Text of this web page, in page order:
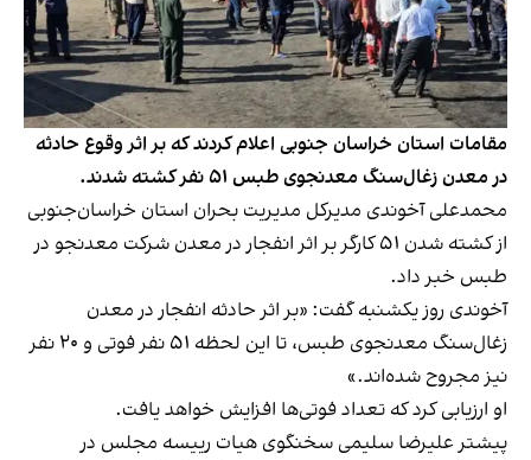
مقامات استان خراسان جنوبی اعلام کردند که بر اثر وقوع حادثه
در معدن زغال‌سنگ معدنجوی طبس ۵۱ نفر کشته شدند.
محمدعلی آخوندی مدیرکل مدیریت بحران استان خراسان‌جنوبی
از کشته شدن ۵۱ کارگر بر اثر انفجار در معدن شرکت معدنجو در
طبس خبر داد.
آخوندی روز یکشنبه گفت: «بر اثر حادثه انفجار در معدن
زغال‌سنگ معدنجوی طبس، تا این لحظه ۵۱ نفر فوتی و ۲۰ نفر
نیز مجروح شده‌اند.»
او ارزیابی کرد که تعداد فوتی‌ها افزایش خواهد یافت.
پیشتر علیرضا سلیمی سخنگوی هیات رییسه مجلس در